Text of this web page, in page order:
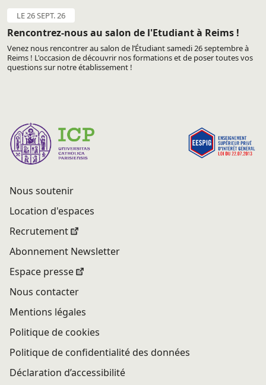
LE 26 SEPT. 26
Rencontrez-nous au salon de l'Etudiant à Reims !
Venez nous rencontrer au salon de l’Étudiant samedi 26 septembre à
Reims ! L'occasion de découvrir nos formations et de poser toutes vos
questions sur notre établissement !
Nous soutenir
Location d'espaces
Recrutement
Abonnement Newsletter
Espace presse
Nous contacter
Mentions légales
Politique de cookies
Politique de confidentialité des données
Déclaration d’accessibilité